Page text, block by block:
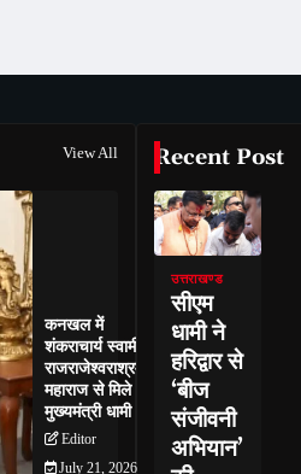
View All
कनखल में
शंकराचार्य स्वामी
राजराजेश्वराश्रम
महाराज से मिले
मुख्यमंत्री धामी
Editor
July 21, 2026
Recent Post
उत्तराखण्ड
सीएम
धामी ने
हरिद्वार से
‘बीज
संजीवनी
अभियान’